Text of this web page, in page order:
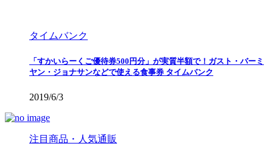
タイムバンク
「すかいらーくご優待券500円分」が実質半額で！ガスト・バーミ
ヤン・ジョナサンなどで使える食事券 タイムバンク
2019/6/3
注目商品・人気通販